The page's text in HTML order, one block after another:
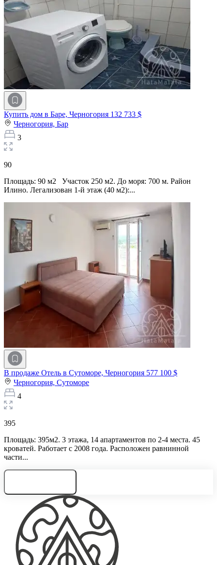
Купить дом в Баре, Черногория 132 733 $
Черногория, Бар
3
90
Площадь: 90 м2 Участок 250 м2. До моря: 700 м. Район
Илино. Легализован 1-й этаж (40 м2):...
В продаже Отель в Сутоморе, Черногория 577 100 $
Черногория, Сутоморе
4
395
Площадь: 395м2. 3 этажа, 14 апартаментов по 2-4 места. 45
кроватей. Работает с 2008 года. Расположен равнинной
части...